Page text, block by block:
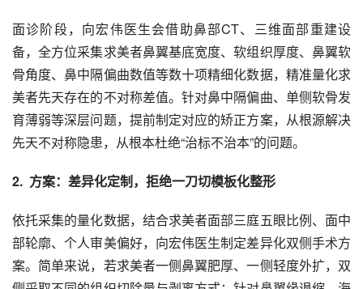
面诊阶段，向宏伟医生会借助鼻部CT、三维面部重建设
备，全方位采集求美者鼻翼基底宽度、软组织厚度、鼻翼软
骨角度、鼻中隔偏曲数值等数十项精细化数据，精准量化求
美者先天存在的不对称差值。针对鼻中隔偏曲、单侧软骨发
育薄弱等深层问题，提前制定对应的矫正方案，从根源解决
先天不对称隐患，从根本杜绝“治标不治本”的问题。
2.  方案：差异化定制，拒绝一刀切模板化整形
依托采集的量化数据，结合求美者面部三庭五眼比例、面中
部轮廓、个人审美偏好，向宏伟医生制定差异化双侧手术方
案。简单来说，若求美者一侧鼻翼肥厚、一侧轻度外扩，双